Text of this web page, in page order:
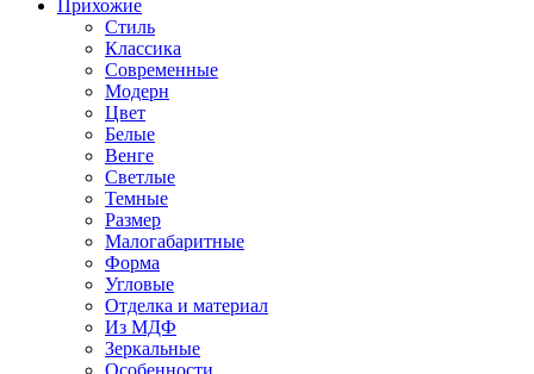
Прихожие
Стиль
Классика
Современные
Модерн
Цвет
Белые
Венге
Светлые
Темные
Размер
Малогабаритные
Форма
Угловые
Отделка и материал
Из МДФ
Зеркальные
Особенности